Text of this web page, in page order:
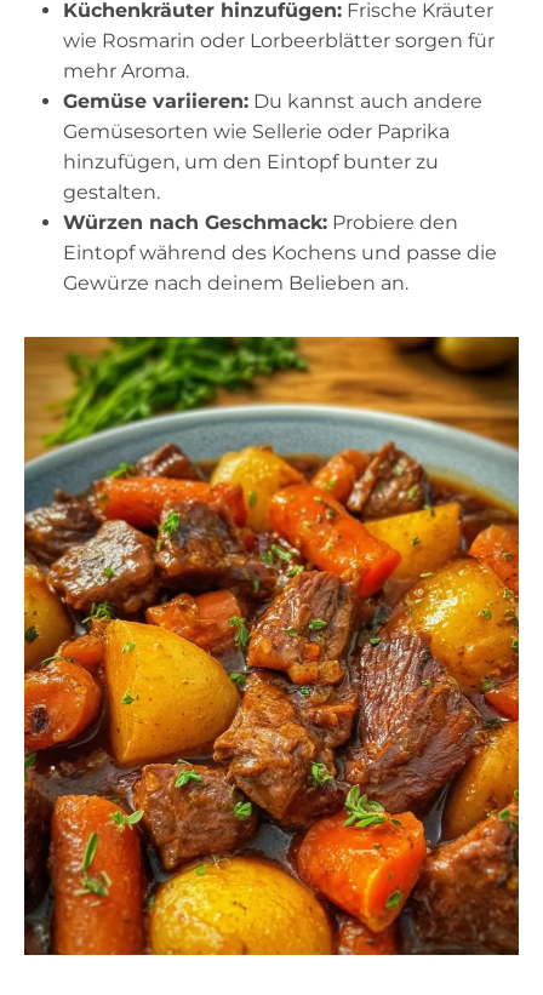
Küchenkräuter hinzufügen: Frische Kräuter
wie Rosmarin oder Lorbeerblätter sorgen für
mehr Aroma.
Gemüse variieren: Du kannst auch andere
Gemüsesorten wie Sellerie oder Paprika
hinzufügen, um den Eintopf bunter zu
gestalten.
Würzen nach Geschmack: Probiere den
Eintopf während des Kochens und passe die
Gewürze nach deinem Belieben an.